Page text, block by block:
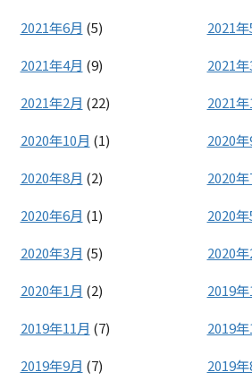
2021年6月 (5) 2021年
2021年4月 (9) 2021年
2021年2月 (22) 2021年
2020年10月 (1) 2020年
2020年8月 (2) 2020年
2020年6月 (1) 2020年
2020年3月 (5) 2020年
2020年1月 (2) 2019
2019年11月 (7) 2019
2019年9月 (7) 2019年